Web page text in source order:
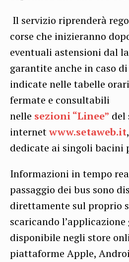
Il servizio riprenderà
corse che inizieranno
eventuali astensioni dal
garantite anche in caso
indicate nelle tabelle
fermate e consultabili
nelle sezioni “Linee” del
internetwww.setaweb.it
dedicate ai singoli bacini
Informazioni in tempo
passaggio dei bus sono
direttamente sul proprio
scaricando l’applicazione
disponibile negli store
piattaforme Apple,